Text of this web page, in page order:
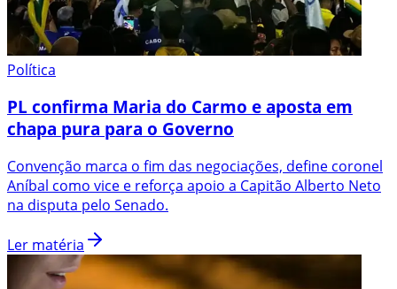
Política
PL confirma Maria do Carmo e aposta em
chapa pura para o Governo
Convenção marca o fim das negociações, define coronel
Aníbal como vice e reforça apoio a Capitão Alberto Neto
na disputa pelo Senado.
Ler matéria